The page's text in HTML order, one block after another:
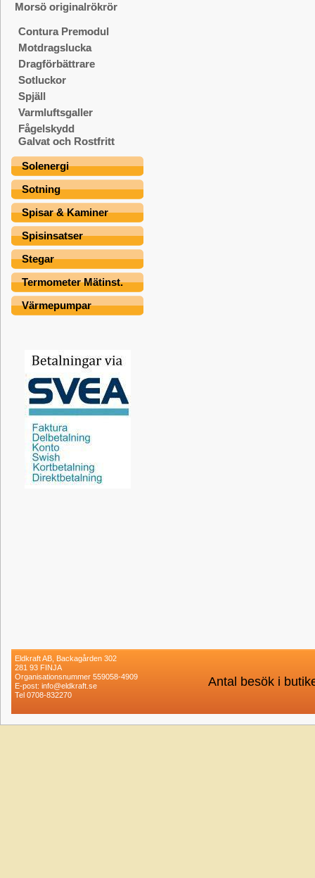
Morsö originalrökrör
Contura Premodul
Motdragslucka
Dragförbättrare
Sotluckor
Spjäll
Varmluftsgaller
Fågelskydd
Galvat och Rostfritt
Solenergi
Sotning
Spisar & Kaminer
Spisinsatser
Stegar
Termometer Mätinst.
Värmepumpar
Eldkraft AB, Backagården 302
281 93 FINJA
Organisationsnummer 559058-4909
E-post: info@eldkraft.se
Tel 0708-832270
Antal besök i